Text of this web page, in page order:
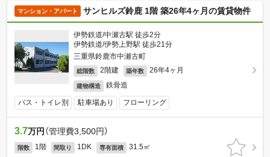
マンション・アパート サンヒルズ鈴鹿 1階 築26年4ヶ月の賃貸物件
伊勢鉄道/中瀬古駅 徒歩2分
伊勢鉄道/伊勢上野駅 徒歩21分
三重県鈴鹿市中瀬古町
総階数 2階建 築年数 26年4ヶ月
建物構造 鉄骨造
バス・トイレ別 駐車場あり フローリング
3.7万円 （管理費3,500円）
階数 1階 間取り 1DK 専有面積 31.5㎡